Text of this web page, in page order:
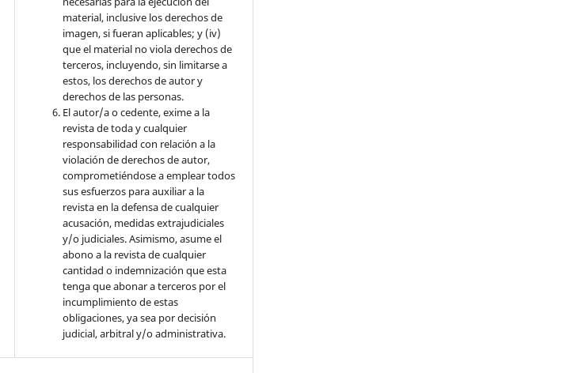
material, inclusive los derechos de
imagen, si fueran aplicables; y (iv)
que el material no viola derechos de
terceros, incluyendo, sin limitarse a
estos, los derechos de autor y
derechos de las personas.
El autor/a o cedente, exime a la
revista de toda y cualquier
responsabilidad con relación a la
violación de derechos de autor,
comprometiéndose a emplear todos
sus esfuerzos para auxiliar a la
revista en la defensa de cualquier
acusación, medidas extrajudiciales
y/o judiciales. Asimismo, asume el
abono a la revista de cualquier
cantidad o indemnización que esta
tenga que abonar a terceros por el
incumplimiento de estas
obligaciones, ya sea por decisión
judicial, arbitral y/o administrativa.